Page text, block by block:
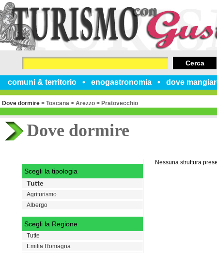
comuni & territorio enogastronomia dove
Cerca
Dove dormire > Toscana > Arezzo > Pratovecchio
Dove dormire
Nessuna struttura
Scegli la tipologia
Tutte
Agriturismo
Albergo
Scegli la Regione
Tutte
Emilia Romagna